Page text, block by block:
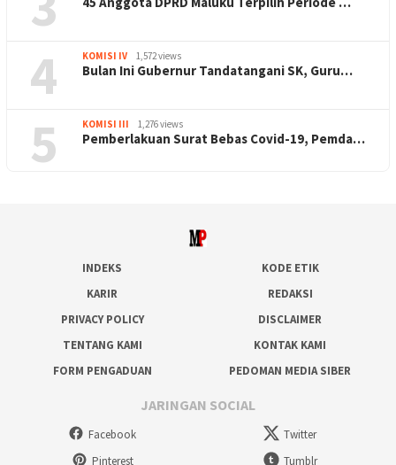
4 KOMISI IV 1,572 views
Bulan Ini Gubernur Tandatangani SK, Guru…
5 KOMISI III 1,276 views
Pemberlakuan Surat Bebas Covid-19, Pemda…
INDEKS
KODE ETIK
KARIR
REDAKSI
PRIVACY POLICY
DISCLAIMER
TENTANG KAMI
KONTAK KAMI
FORM PENGADUAN
PEDOMAN MEDIA SIBER
JARINGAN SOCIAL
Facebook
Twitter
Pinterest
Tumblr